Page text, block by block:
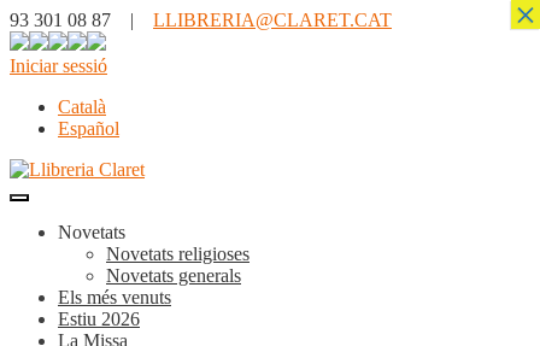
93 301 08 87 | LLIBRERIA@CLARET.CAT
Iniciar sessió
Català
Español
Novetats
Novetats religioses
Novetats generals
Els més venuts
Estiu 2026
La Missa
×